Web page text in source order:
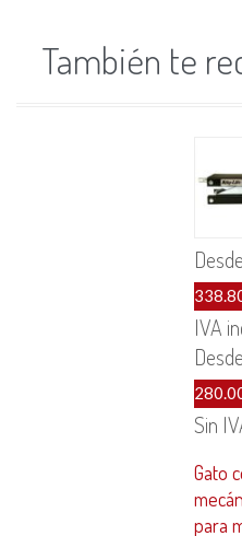
También te
Desde
IVA
Desde
Sin
Gato
para